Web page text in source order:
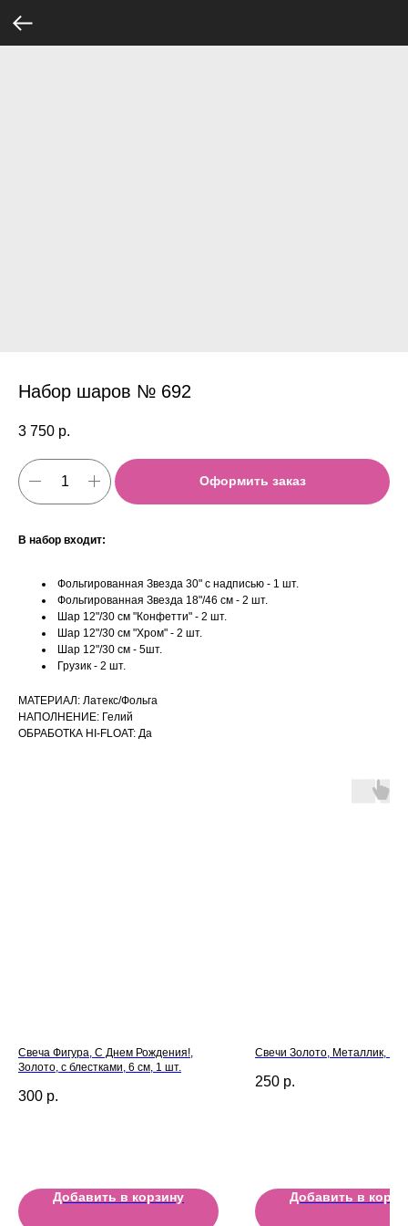
Набор шаров № 692
3 750 р.
Оформить заказ
В набор входит:
Фольгированная Звезда 30" с надписью - 1 шт.
Фольгированная Звезда 18"/46 см - 2 шт.
Шар 12"/30 см "Конфетти" - 2 шт.
Шар 12"/30 см "Хром" - 2 шт.
Шар 12"/30 см - 5шт.
Грузик - 2 шт.
МАТЕРИАЛ: Латекс/Фольга
НАПОЛНЕНИЕ: Гелий
ОБРАБОТКА HI-FLOAT: Да
Свеча Фигура, С Днем Рождения!,
Золото, с блестками, 6 см, 1 шт.
300 р.
Добавить в корзину
Свечи Золото, Металлик, 12
250 р.
Добавить в